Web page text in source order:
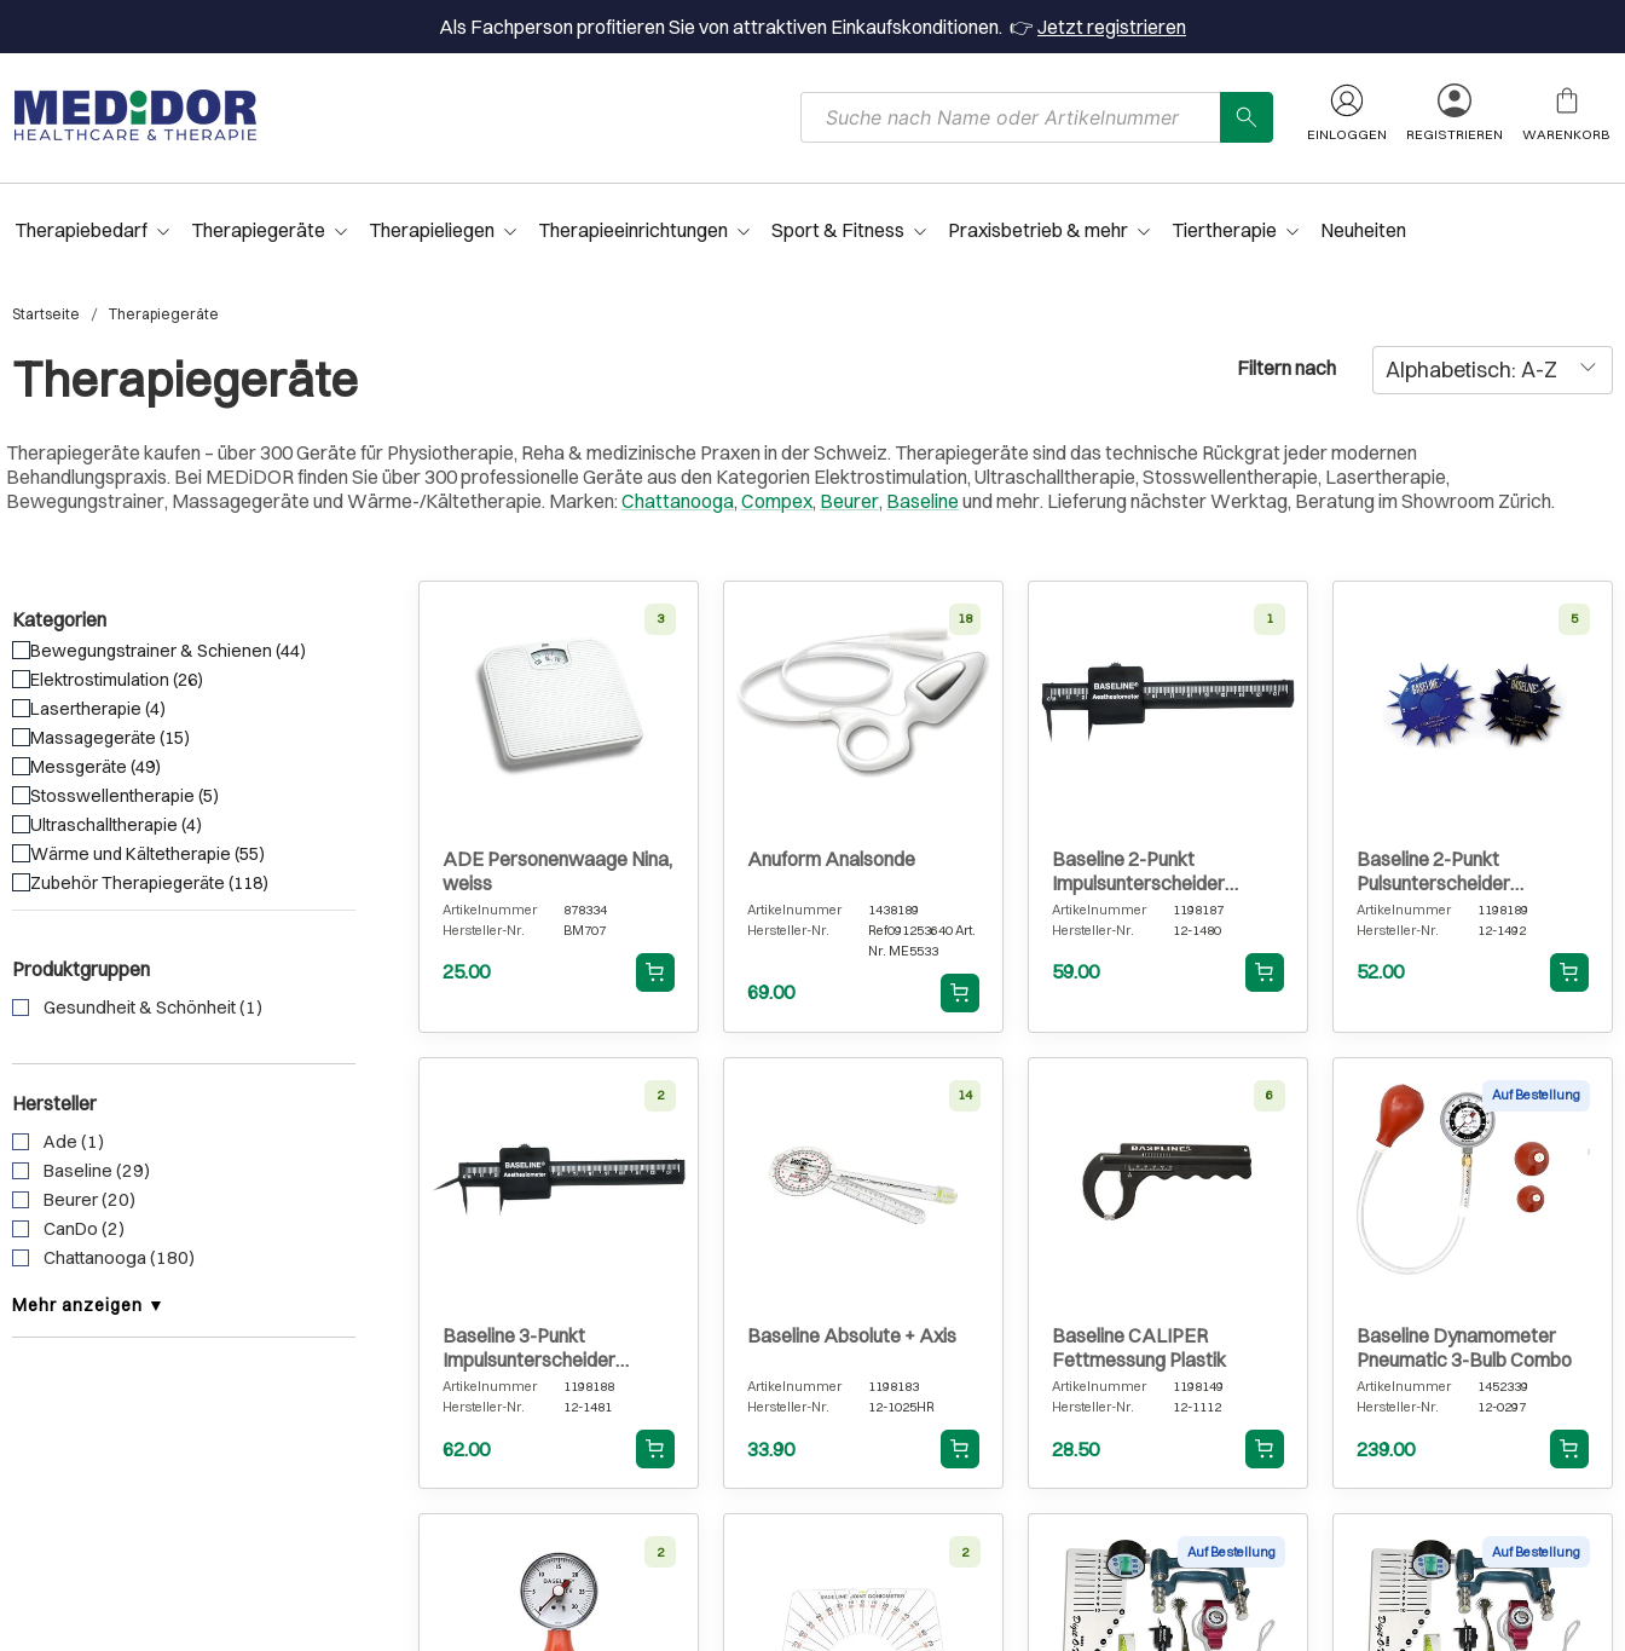
Als Fachperson profitieren Sie von attraktiven Einkaufskonditionen. 👉 Jetzt registrieren
EINLOGGEN REGISTRIEREN WARENKORB
Therapiebedarf Therapiegeräte Therapieliegen Therapieeinrichtungen Sport & Fitness Praxisbetrieb & mehr Tiertherapie Neuheiten
Startseite Therapiegeräte
Therapiegeräte Filtern nach
Therapiegeräte kaufen – über 300 Geräte für Physiotherapie, Reha & medizinische Praxen in der Schweiz. Therapiegeräte sind das technische Rückgrat jeder modernen
Behandlungspraxis. Bei MEDiDOR finden Sie über 300 professionelle Geräte aus den Kategorien Elektrostimulation, Ultraschalltherapie, Stosswellentherapie, Lasertherapie,
Bewegungstrainer, Massagegeräte und Wärme-/Kältetherapie. Marken: Chattanooga, Compex, Beurer, Baselineund mehr. Lieferung nächster Werktag, Beratung im Showroom Zürich.
Kategorien
Bewegungstrainer & Schienen (44)
Elektrostimulation (26)
Lasertherapie (4)
Massagegeräte (15)
Messgeräte (49)
Stosswellentherapie (5)
Ultraschalltherapie (4)
Wärme und Kältetherapie (55)
Zubehör Therapiegeräte (118)
Produktgruppen
Gesundheit & Schönheit (1)
Hersteller
Ade (1)
Baseline (29)
Beurer (20)
CanDo (2)
Chattanooga (180)
Mehr anzeigen ▼
3
ADE Personenwaage Nina,
weiss
Artikelnummer
878334
Hersteller-Nr.
BM707
25.00
18
Anuform Analsonde
Artikelnummer
1438189
Hersteller-Nr.
Ref091253640 Art.
Nr. ME5533
69.00
1
Baseline 2-Punkt
Impulsunterscheider
Kunststoff
Artikelnummer
1198187
Hersteller-Nr.
12-1480
59.00
5
Baseline 2-Punkt
Pulsunterscheider
Kunststoff
Artikelnummer
1198189
Hersteller-Nr.
12-1492
52.00
2
Baseline 3-Punkt
Impulsunterscheider
Kunststoff
Artikelnummer
1198188
Hersteller-Nr.
12-1481
62.00
14
Baseline Absolute + Axis
Artikelnummer
1198183
Hersteller-Nr.
12-1025HR
33.90
6
Baseline CALIPER
Fettmessung Plastik
Artikelnummer
1198149
Hersteller-Nr.
12-1112
28.50
Auf Bestellung
Baseline Dynamometer
Pneumatic 3-Bulb Combo
Artikelnummer
1452339
Hersteller-Nr.
12-0297
239.00
2 2 Auf Bestellung Auf Bestellung